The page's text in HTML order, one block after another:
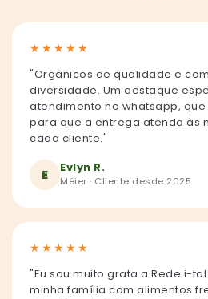
★ ★ ★ ★ ★
"Orgânicos de qualidade e
diversidade. Um destaque
atendimento no whatsapp,
para que a entrega atenda às
cada cliente."
E Evlyn R.
Méier · Cliente desde 2025
★ ★ ★ ★ ★
"Eu sou muito grata a Rede i-
minha família com alimentos